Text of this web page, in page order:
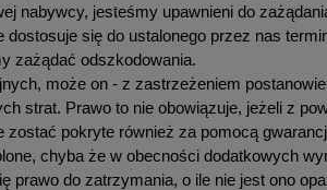
nabywcy, jesteśmy upawnieni do
się do ustalonego przez nas
zażądać odszkodowania.
może on - z zastrzeżeniem
strat. Prawo to nie obowiązuje, jeżeli z
pokryte również za pomocą
chyba że w obecności dodatkowych
do zatrzymania, o ile nie jest ono